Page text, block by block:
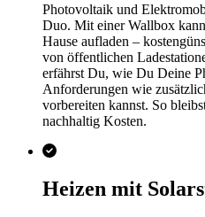
Photovoltaik und
Duo. Mit einer Wallbox
Hause aufladen –
von öffentlichen
erfährst Du, wie Du Deine
Anforderungen wie
vorbereiten kannst. So
nachhaltig Kosten.
Heizen mit